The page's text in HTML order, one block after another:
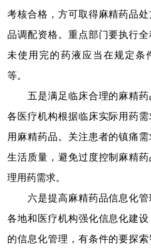
考核合格，方可取得麻精药品
品调配资格。重点部门要执行全
未使用完的药液应当在规定条
等。
五是满足临床合理的麻精药
各医疗机构根据临床实际用药
用麻精药品。关注患者的镇痛
生活质量，避免过度控制麻精
理用药需求。
六是提高麻精药品信息化管
各地和医疗机构强化信息化建
的信息化管理，有条件的要探